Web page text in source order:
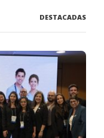
DESTACADAS